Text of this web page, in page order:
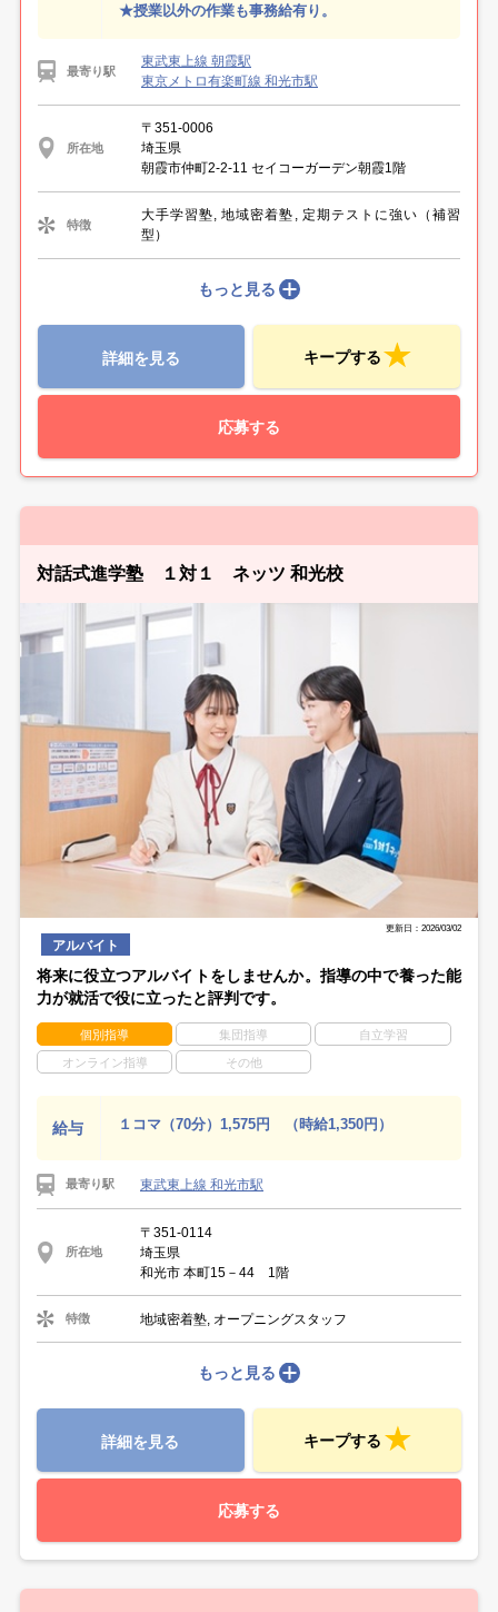
★授業以外の作業も事務給有り。
最寄り駅
東武東上線 朝霞駅
東京メトロ有楽町線 和光市駅
所在地
〒351-0006
埼玉県
朝霞市仲町2-2-11 セイコーガーデン朝霞1階
特徴
大手学習塾, 地域密着塾, 定期テストに強い（補習
型）
もっと見る
詳細を見る キープする
応募する
対話式進学塾 １対１ ネッツ 和光校
更新日：2026/03/02
アルバイト
将来に役立つアルバイトをしませんか。指導の中で養った能
力が就活で役に立ったと評判です。
個別指導 集団指導 自立学習
オンライン指導 その他
給与 １コマ（70分）1,575円 （時給1,350円）
最寄り駅 東武東上線 和光市駅
所在地
〒351-0114
埼玉県
和光市 本町15－44 1階
特徴 地域密着塾, オープニングスタッフ
もっと見る
詳細を見る キープする
応募する